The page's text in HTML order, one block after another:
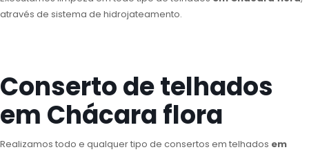
através de sistema de hidrojateamento.
Conserto de telhados
em Chácara flora
Realizamos todo e qualquer tipo de consertos em telhados em